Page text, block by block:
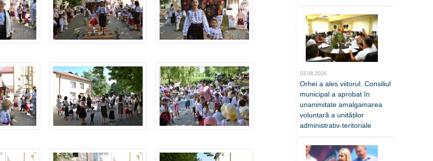
03.08.2026
Orhei a ales viitorul. Consiliul
municipal a aprobat în
unanimitate amalgamarea
voluntară a unităților
administrativ-teritoriale